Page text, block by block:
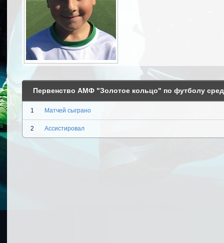
Первенство АМФ "Золотое кольцо" по футболу
1 Матчей сыграно
2 Ассистировал